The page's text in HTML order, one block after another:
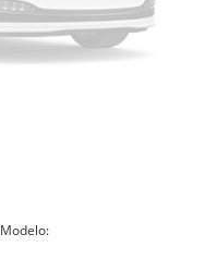
Modelo: